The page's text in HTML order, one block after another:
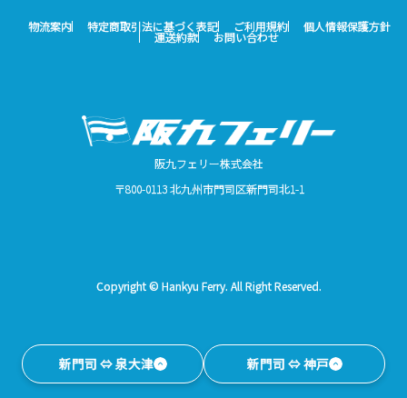
物流案内 特定商取引法に基づく表記 ご利用規約 個人情報保護方針
運送約款 お問い合わせ
阪九フェリー株式会社
〒800-0113 北九州市門司区新門司北1-1
Copyright © Hankyu Ferry. All Right Reserved.
新門司 ⇔ 泉大津 新門司 ⇔ 神戸